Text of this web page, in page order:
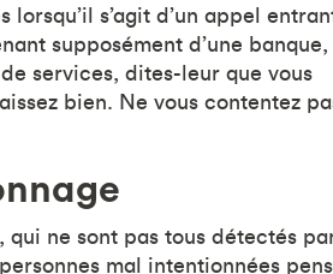
s’agit d’un appel
supposément d’une banque,
services, dites-leur que vous
bien. Ne vous contentez
ne sont pas tous détectés
mal intentionnées